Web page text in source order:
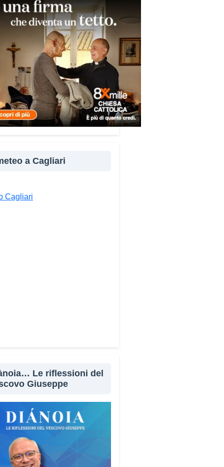
della struttura: dal lunedì al
dalle 9 alle 19 e il sabato
Facebook X
WhatsApp LinkedIn
mail Stampa
a Cagliari
Cagliari
Le riflessioni del
Giuseppe